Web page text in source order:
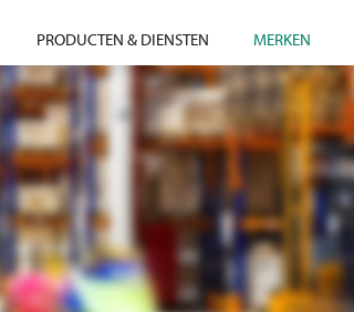
PRODUCTEN & DIENSTEN MERKEN